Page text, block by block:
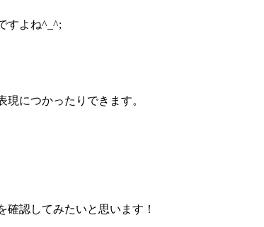
すよね^_^;
につかったりできます。
認してみたいと思います！